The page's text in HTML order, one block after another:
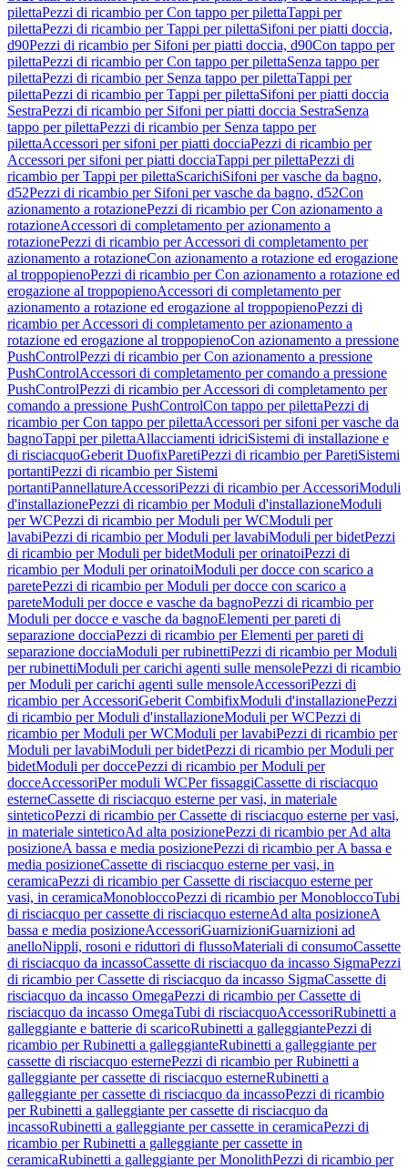
pilettaPezzi di ricambio per Con tappo per pilettaTappi per
pilettaPezzi di ricambio per Tappi per pilettaSifoni per piatti doccia,
d90Pezzi di ricambio per Sifoni per piatti doccia, d90Con tappo per
pilettaPezzi di ricambio per Con tappo per pilettaSenza tappo per
pilettaPezzi di ricambio per Senza tappo per pilettaTappi per
pilettaPezzi di ricambio per Tappi per pilettaSifoni per piatti doccia
SestraPezzi di ricambio per Sifoni per piatti doccia SestraSenza
tappo per pilettaPezzi di ricambio per Senza tappo per
pilettaAccessori per sifoni per piatti docciaPezzi di ricambio per
Accessori per sifoni per piatti docciaTappi per pilettaPezzi di
ricambio per Tappi per pilettaScarichiSifoni per vasche da bagno,
d52Pezzi di ricambio per Sifoni per vasche da bagno, d52Con
azionamento a rotazionePezzi di ricambio per Con azionamento a
rotazioneAccessori di completamento per azionamento a
rotazionePezzi di ricambio per Accessori di completamento per
azionamento a rotazioneCon azionamento a rotazione ed erogazione
al troppopienoPezzi di ricambio per Con azionamento a rotazione ed
erogazione al troppopienoAccessori di completamento per
azionamento a rotazione ed erogazione al troppopienoPezzi di
ricambio per Accessori di completamento per azionamento a
rotazione ed erogazione al troppopienoCon azionamento a pressione
PushControlPezzi di ricambio per Con azionamento a pressione
PushControlAccessori di completamento per comando a pressione
PushControlPezzi di ricambio per Accessori di completamento per
comando a pressione PushControlCon tappo per pilettaPezzi di
ricambio per Con tappo per pilettaAccessori per sifoni per vasche da
bagnoTappi per pilettaAllacciamenti idriciSistemi di installazione e
di risciacquoGeberit DuofixParetiPezzi di ricambio per ParetiSistemi
portantiPezzi di ricambio per Sistemi
portantiPannellatureAccessoriPezzi di ricambio per AccessoriModuli
d'installazionePezzi di ricambio per Moduli d'installazioneModuli
per WCPezzi di ricambio per Moduli per WCModuli per
lavabiPezzi di ricambio per Moduli per lavabiModuli per bidetPezzi
di ricambio per Moduli per bidetModuli per orinatoiPezzi di
ricambio per Moduli per orinatoiModuli per docce con scarico a
paretePezzi di ricambio per Moduli per docce con scarico a
pareteModuli per docce e vasche da bagnoPezzi di ricambio per
Moduli per docce e vasche da bagnoElementi per pareti di
separazione docciaPezzi di ricambio per Elementi per pareti di
separazione docciaModuli per rubinettiPezzi di ricambio per Moduli
per rubinettiModuli per carichi agenti sulle mensolePezzi di ricambio
per Moduli per carichi agenti sulle mensoleAccessoriPezzi di
ricambio per AccessoriGeberit CombifixModuli d'installazionePezzi
di ricambio per Moduli d'installazioneModuli per WCPezzi di
ricambio per Moduli per WCModuli per lavabiPezzi di ricambio per
Moduli per lavabiModuli per bidetPezzi di ricambio per Moduli per
bidetModuli per doccePezzi di ricambio per Moduli per
docceAccessoriPer moduli WCPer fissaggiCassette di risciacquo
esterneCassette di risciacquo esterne per vasi, in materiale
sinteticoPezzi di ricambio per Cassette di risciacquo esterne per vasi,
in materiale sinteticoAd alta posizionePezzi di ricambio per Ad alta
posizioneA bassa e media posizionePezzi di ricambio per A bassa e
media posizioneCassette di risciacquo esterne per vasi, in
ceramicaPezzi di ricambio per Cassette di risciacquo esterne per
vasi, in ceramicaMonobloccoPezzi di ricambio per MonobloccoTubi
di risciacquo per cassette di risciacquo esterneAd alta posizioneA
bassa e media posizioneAccessoriGuarnizioniGuarnizioni ad
anelloNippli, rosoni e riduttori di flussoMateriali di consumoCassette
di risciacquo da incassoCassette di risciacquo da incasso SigmaPezzi
di ricambio per Cassette di risciacquo da incasso SigmaCassette di
risciacquo da incasso OmegaPezzi di ricambio per Cassette di
risciacquo da incasso OmegaTubi di risciacquoAccessoriRubinetti a
galleggiante e batterie di scaricoRubinetti a galleggiantePezzi di
ricambio per Rubinetti a galleggianteRubinetti a galleggiante per
cassette di risciacquo esternePezzi di ricambio per Rubinetti a
galleggiante per cassette di risciacquo esterneRubinetti a
galleggiante per cassette di risciacquo da incassoPezzi di ricambio
per Rubinetti a galleggiante per cassette di risciacquo da
incassoRubinetti a galleggiante per cassette in ceramicaPezzi di
ricambio per Rubinetti a galleggiante per cassette in
ceramicaRubinetti a galleggiante per MonolithPezzi di ricambio per